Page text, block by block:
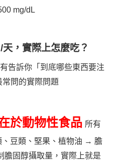
mg/dL
，實際上怎麼吃？
告訴你「到底哪些東西要注
問的實際問題
於動物性食品 所有
、豆類、堅果、植物油 → 膽
膽固醇攝取量，實際上就是